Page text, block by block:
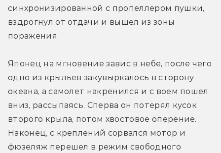
синхронизированной с пропеллером пушки,
вздрогнул от отдачи и вышел из зоны
поражения.
Японец на мгновение завис в небе, после чего
одно из крыльев закувыркалось в сторону
океана, а самолет накренился и с воем пошел
вниз, рассыпаясь. Сперва он потерял кусок
второго крыла, потом хвостовое оперение.
Наконец, с креплений сорвался мотор и
фюзеляж перешел в режим свободного